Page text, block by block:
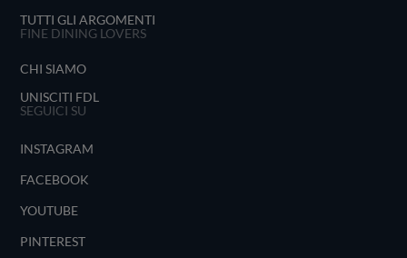
TUTTI GLI ARGOMENTI
FINE DINING LOVERS
CHI SIAMO
UNISCITI FDL
SEGUICI SU
INSTAGRAM
FACEBOOK
YOUTUBE
PINTEREST